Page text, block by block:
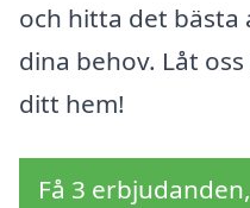
och hitta det
dina behov. Låt
ditt hem!
Få 3